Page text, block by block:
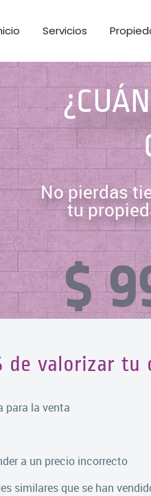
Servicios
No pierdas
tu
$
de valorizar tu
para la venta
a un precio incorrecto
similares que se han